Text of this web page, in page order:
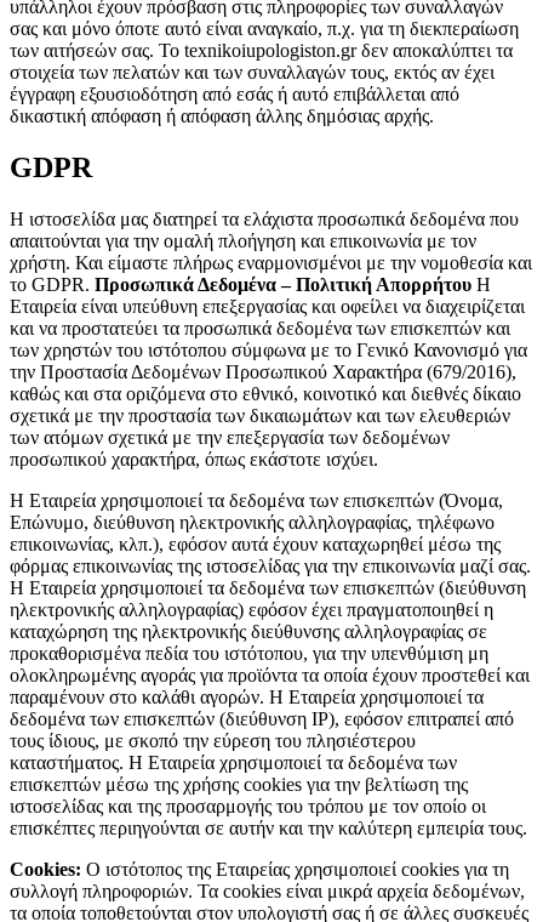
υπάλληλοι έχουν πρόσβαση στις πληροφορίες των συναλλαγών
σας και μόνο όποτε αυτό είναι αναγκαίο, π.χ. για τη διεκπεραίωση
των αιτήσεών σας. Το texnikoiupologiston.gr δεν αποκαλύπτει τα
στοιχεία των πελατών και των συναλλαγών τους, εκτός αν έχει
έγγραφη εξουσιοδότηση από εσάς ή αυτό επιβάλλεται από
δικαστική απόφαση ή απόφαση άλλης δημόσιας αρχής.
GDPR
Η ιστοσελίδα μας διατηρεί τα ελάχιστα προσωπικά δεδομένα που
απαιτούνται για την ομαλή πλοήγηση και επικοινωνία με τον
χρήστη. Και είμαστε πλήρως εναρμονισμένοι με την νομοθεσία και
το GDPR. Προσωπικά Δεδομένα – Πολιτική Απορρήτου Η
Εταιρεία είναι υπεύθυνη επεξεργασίας και οφείλει να διαχειρίζεται
και να προστατεύει τα προσωπικά δεδομένα των επισκεπτών και
των χρηστών του ιστότοπου σύμφωνα με το Γενικό Κανονισμό για
την Προστασία Δεδομένων Προσωπικού Χαρακτήρα (679/2016),
καθώς και στα οριζόμενα στο εθνικό, κοινοτικό και διεθνές δίκαιο
σχετικά με την προστασία των δικαιωμάτων και των ελευθεριών
των ατόμων σχετικά με την επεξεργασία των δεδομένων
προσωπικού χαρακτήρα, όπως εκάστοτε ισχύει.
Η Εταιρεία χρησιμοποιεί τα δεδομένα των επισκεπτών (Όνομα,
Επώνυμο, διεύθυνση ηλεκτρονικής αλληλογραφίας, τηλέφωνο
επικοινωνίας, κλπ.), εφόσον αυτά έχουν καταχωρηθεί μέσω της
φόρμας επικοινωνίας της ιστοσελίδας για την επικοινωνία μαζί σας.
Η Εταιρεία χρησιμοποιεί τα δεδομένα των επισκεπτών (διεύθυνση
ηλεκτρονικής αλληλογραφίας) εφόσον έχει πραγματοποιηθεί η
καταχώρηση της ηλεκτρονικής διεύθυνσης αλληλογραφίας σε
προκαθορισμένα πεδία του ιστότοπου, για την υπενθύμιση μη
ολοκληρωμένης αγοράς για προϊόντα τα οποία έχουν προστεθεί και
παραμένουν στο καλάθι αγορών. Η Εταιρεία χρησιμοποιεί τα
δεδομένα των επισκεπτών (διεύθυνση IP), εφόσον επιτραπεί από
τους ίδιους, με σκοπό την εύρεση του πλησιέστερου
καταστήματος. Η Εταιρεία χρησιμοποιεί τα δεδομένα των
επισκεπτών μέσω της χρήσης cookies για την βελτίωση της
ιστοσελίδας και της προσαρμογής του τρόπου με τον οποίο οι
επισκέπτες περιηγούνται σε αυτήν και την καλύτερη εμπειρία τους.
Cookies: Ο ιστότοπος της Εταιρείας χρησιμοποιεί cookies για τη
συλλογή πληροφοριών. Τα cookies είναι μικρά αρχεία δεδομένων,
τα οποία τοποθετούνται στον υπολογιστή σας ή σε άλλες συσκευές